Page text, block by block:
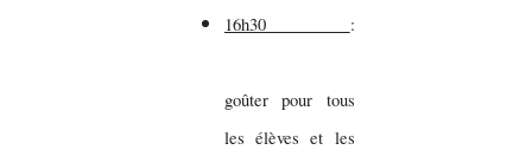
16h30 :
goûter pour tous
les élèves et les